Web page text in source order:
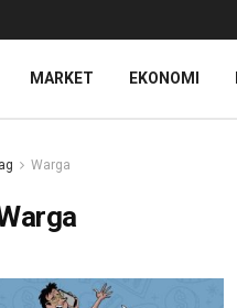
MARKET EKONOMI
Warga